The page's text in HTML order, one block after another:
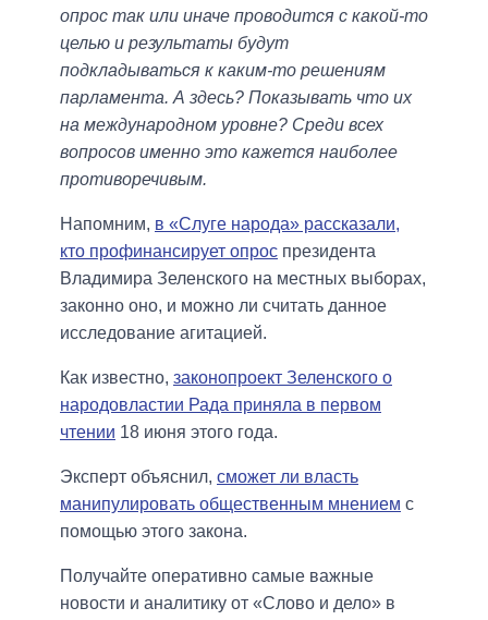
опрос так или иначе проводится с какой-то
целью и результаты будут
подкладываться к каким-то решениям
парламента. А здесь? Показывать что их
на международном уровне? Среди всех
вопросов именно это кажется наиболее
противоречивым.
Напомним, в «Слуге народа» рассказали,
кто профинансирует опрос президента
Владимира Зеленского на местных выборах,
законно оно, и можно ли считать данное
исследование агитацией.
Как известно, законопроект Зеленского о
народовластии Рада приняла в первом
чтении 18 июня этого года.
Эксперт объяснил, сможет ли власть
манипулировать общественным мнением с
помощью этого закона.
Получайте оперативно самые важные
новости и аналитику от «Слово и дело» в